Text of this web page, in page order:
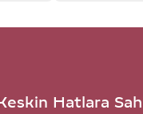
Hatlara